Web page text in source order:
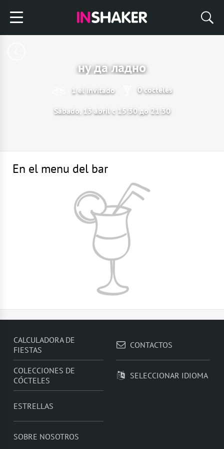
ну да ладно
1 el invitado 0 cócteles
Sábado, 13 abril с 15:30 до 21:30
En el menu del bar
CALCULADORA DE
FIESTAS
COLECCIONES DE
CÓCTELES
ESTRELLAS
SOBRE NOSOTROS
CONTACTOS
SELECCIONAR IDIOMA